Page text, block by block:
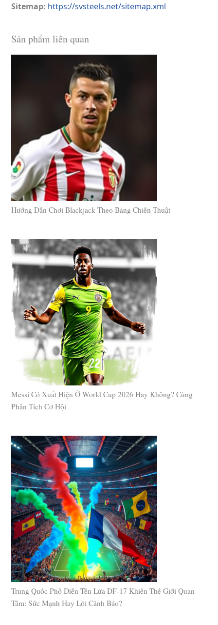
Sitemap: https://svsteels.net/sitemap.xml
Sản phẩm liên quan
Hướng Dẫn Chơi Blackjack Theo Bảng Chiến Thuật
Messi Có Xuất Hiện Ở World Cup 2026 Hay Không? Cùng
Phân Tích Cơ Hội
Trung Quốc Phô Diễn Tên Lửa DF-17 Khiến Thế Giới Quan
Tâm: Sức Mạnh Hay Lời Cảnh Báo?